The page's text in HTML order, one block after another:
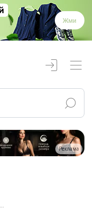
Жми
Реклама